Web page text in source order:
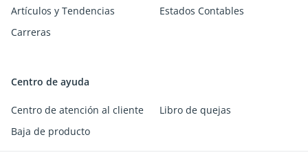
Artículos y Tendencias
Estados Contables
Carreras
Centro de ayuda
Centro de atención al cliente
Libro de quejas
Baja de producto